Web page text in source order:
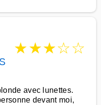
★★★☆☆
avec lunettes.
devant moi,